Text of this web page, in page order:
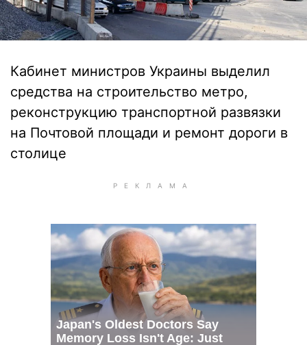
Кабинет министров Украины выделил
средства на строительство метро,
реконструкцию транспортной развязки
на Почтовой площади и ремонт дороги в
столице